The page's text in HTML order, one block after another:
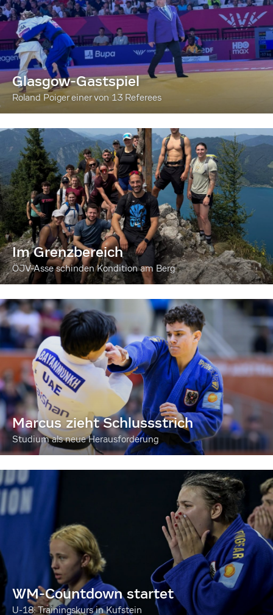
Glasgow-Gastspiel
Roland Poiger einer von 13 Referees
Im Grenzbereich
ÖJV-Asse schinden Kondition am Berg
Marcus zieht Schlussstrich
Studium als neue Herausforderung
WM-Countdown startet
U-18: Trainingskurs in Kufstein